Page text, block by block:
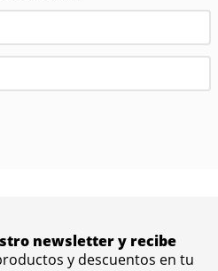
newsletter y recibe
y descuentos en tu